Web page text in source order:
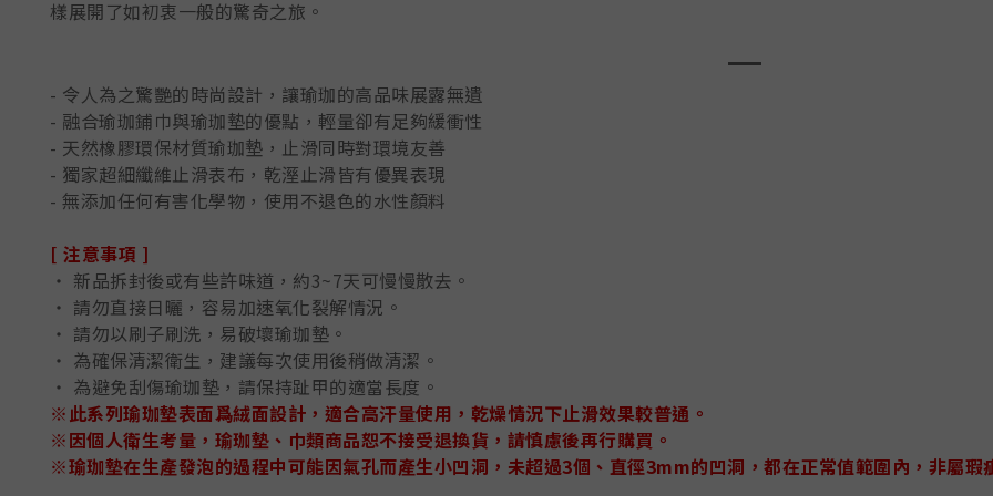
樣展開了如初衷一般的驚奇之旅。
- 令人為之驚艷的時尚設計，讓瑜珈的高品味展露無遺
- 融合瑜珈鋪巾與瑜珈墊的優點，輕量卻有足夠緩衝性
- 天然橡膠環保材質瑜珈墊，止滑同時對環境友善
- 獨家超細纖維止滑表布，乾溼止滑皆有優異表現
- 無添加任何有害化學物，使用不退色的水性顏料
[ 注意事項 ]
‧ 新品拆封後或有些許味道，約3~7天可慢慢散去。
‧ 請勿直接日曬，容易加速氧化裂解情況。
‧ 請勿以刷子刷洗，易破壞瑜珈墊。
‧ 為確保清潔衛生，建議每次使用後稍做清潔。
‧ 為避免刮傷瑜珈墊，請保持趾甲的適當長度。
※此系列瑜珈墊表面爲絨面設計，適合高汗量使用，乾燥情況下止滑效果較普通。
※因個人衛生考量，瑜珈墊、巾類商品恕不接受退換貨，請慎慮後再行購買。
※瑜珈墊在生產發泡的過程中可能因氣孔而產生小凹洞，未超過3個、直徑3mm的凹洞，都在正常值範圍內，非屬瑕